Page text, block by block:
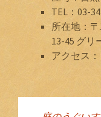
TEL：03-
所在地：
13-45 グリ
アクセス